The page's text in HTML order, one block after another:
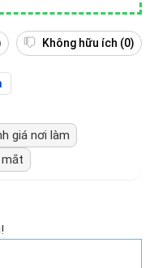
Không hữu ích (0)
giá nơi làm